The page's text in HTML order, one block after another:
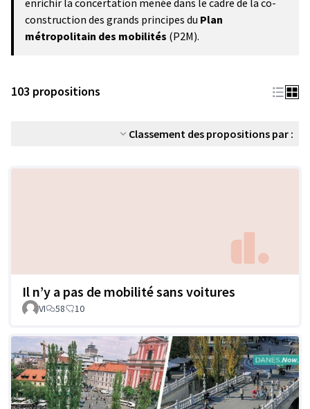
enrichir la concertation menée dans le cadre de la co-
construction des grands principes du Plan
métropolitain des mobilités (P2M).
103 propositions
Classement des propositions par :
Il n’y a pas de mobilité sans voitures
VI 58 10